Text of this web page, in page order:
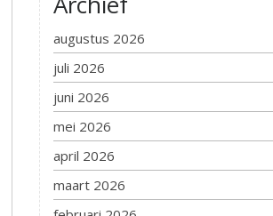
augustus 2026
juli 2026
juni 2026
mei 2026
april 2026
maart 2026